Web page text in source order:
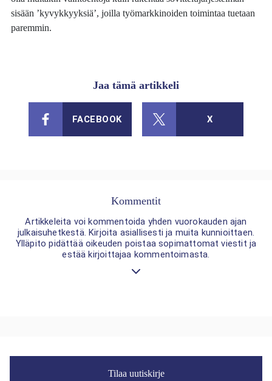
sisään ’kyvykkyyksiä’, joilla työmarkkinoiden toimintaa tuetaan
paremmin.
Jaa tämä artikkeli
FACEBOOK X
Kommentit
Artikkeleita voi kommentoida yhden vuorokauden ajan
julkaisuhetkestä. Kirjoita asiallisesti ja muita kunnioittaen.
Ylläpito pidättää oikeuden poistaa sopimattomat viestit ja
estää kirjoittajaa kommentoimasta.
Tilaa uutiskirje